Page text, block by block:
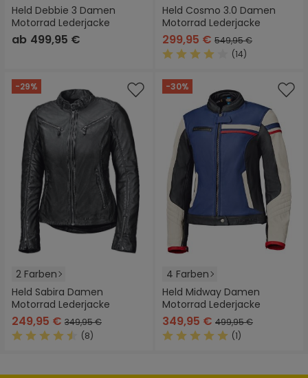
Held Debbie 3 Damen
Motorrad Lederjacke
ab 499,95 €
Held Cosmo 3.0 Damen
Motorrad Lederjacke
299,95 € 549,95 €
(14)
-29%
2 Farben
Held Sabira Damen
Motorrad Lederjacke
249,95 € 349,95 €
(8)
-30%
4 Farben
Held Midway Damen
Motorrad Lederjacke
349,95 € 499,95 €
(1)